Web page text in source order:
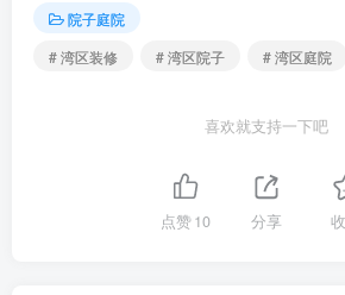
院子庭院
# 湾区装修
# 湾区院子 # 湾区庭院
喜欢就支持一下吧
点赞10 分享